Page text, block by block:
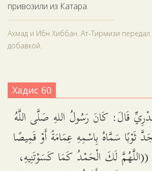
привозили из Катара.
Ахмад и Ибн Хиббан. Ат-Тирмизи передал
добавкой.
Хадис 60
قَالَ: كَانَ رَسُولُ اللهِ صَلَّى اللَّهُ
ثَوْبًا سَمَّاهُ بِاسْمِهِ عِمَامَةً أَوْ قَمِيصًا
لَكَ الْحَمْدُ كَمَا كَسَوْتَنِيهِ،